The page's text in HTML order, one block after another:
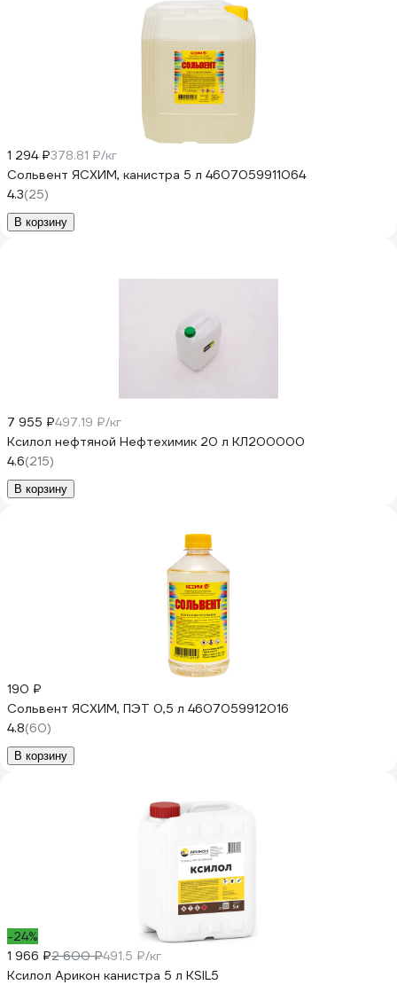
1 294 ₽378.81 ₽/кг
Сольвент ЯСХИМ, канистра 5 л 4607059911064
4.3(25)
В корзину
7 955 ₽497.19 ₽/кг
Ксилол нефтяной Нефтехимик 20 л КЛ200000
4.6(215)
В корзину
190 ₽
Сольвент ЯСХИМ, ПЭТ 0,5 л 4607059912016
4.8(60)
В корзину
-24%
1 966 ₽2 600 ₽491.5 ₽/кг
Ксилол Арикон канистра 5 л KSIL5